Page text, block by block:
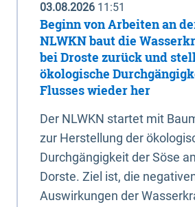
03.08.2026 11:51
Beginn von Arbeiten an
NLWKN baut die
bei Droste zurück und
ökologische
Flusses wieder her
Der NLWKN startet mit
zur Herstellung der
Durchgängigkeit der Söse
Dorste. Ziel ist, die
Auswirkungen der